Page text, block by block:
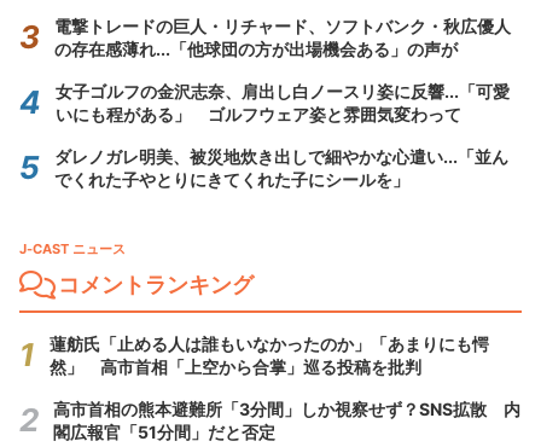
電撃トレードの巨人・リチャード、ソフトバンク・秋広優人
の存在感薄れ...「他球団の方が出場機会ある」の声が
女子ゴルフの金沢志奈、肩出し白ノースリ姿に反響...「可愛
いにも程がある」 ゴルフウェア姿と雰囲気変わって
ダレノガレ明美、被災地炊き出しで細やかな心遣い...「並ん
でくれた子やとりにきてくれた子にシールを」
J-CAST ニュース
コメントランキング
蓮舫氏「止める人は誰もいなかったのか」「あまりにも愕
然」 高市首相「上空から合掌」巡る投稿を批判
高市首相の熊本避難所「3分間」しか視察せず？SNS拡散 内
閣広報官「51分間」だと否定